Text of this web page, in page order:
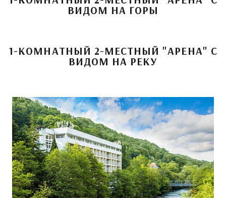
ВИДОМ НА ГОРЫ
1-КОМНАТНЫЙ 2-МЕСТНЫЙ "АРЕНА" С
ВИДОМ НА РЕКУ